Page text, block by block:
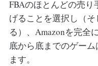
FBAのほとんどの売
げることを選択し（
る）、Amazonを完全
底から底までのゲー
ます。